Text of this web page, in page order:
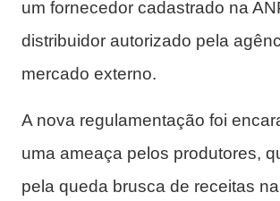
um fornecedor cadastrado na
distribuidor autorizado pela
mercado externo.
A nova regulamentação foi
uma ameaça pelos produtores,
pela queda brusca de receitas na